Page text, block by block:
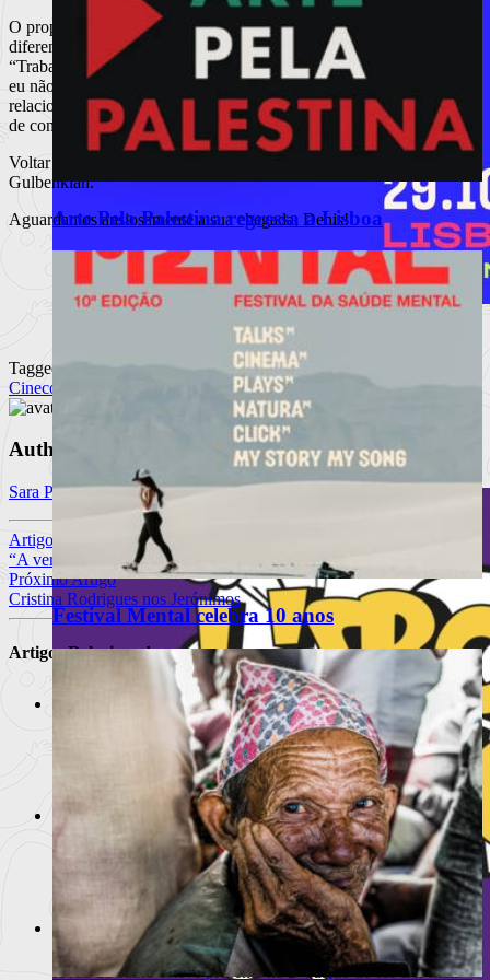
Arte Pela Palestina regressa a Lisboa
Festival Mental celebra 10 anos
MEO Commedia A La Carte Fest
reforça cartaz com novos espetáculos
Porchat, Mourão, Vicente e Miranda, The Umbilical Brothers,
O propósito? Expor uma situação do quotidiano de uma prisma
diferente daquele que, normalmente, a sociedade impõe…
“Trabalhar não é duro, o desemprego não é triste… A verdade é que
eu não gosto dos ângulos sociais que existem sobre as temáticas
relacionadas com a deste filme e, como tal, realizá-lo é uma tentativa
de contrariar esses mesmos ângulos.”.
Voltar a Portugal? Claro que sim! Quando? Em 2014. Onde? Na
Gulbenkian.
Aguardamos ansiosamente a sua chegada, Denis!
Tagged
Cinecoa
Cinema canadianoCinema Independente
Author
Sara Plácido
Artigo anterior
“A verdade sobre o caso Harry Quebert” | Joel Dicker
Próximo Artigo
Cristina Rodrigues nos Jerónimos
Artigos Relacionados
Cremaster
O ciclo de Matthew Barney está de regresso para exLer
Cine-Estúdio 222
Um dos cinemas mais emblemáticos da capital. A ruaLer
mais+
O Nosso Indie
A rua de baixo esteve presente na 2ª edição do fes Ler mais+